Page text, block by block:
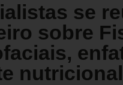
se
sobre